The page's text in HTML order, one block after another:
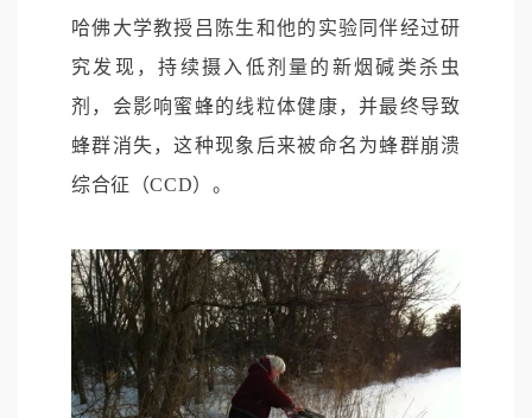
哈佛大学教授吕陈生和他的实验同伴经过研
究发现，持续摄入低剂量的新烟碱类杀虫
剂，会影响蜜蜂的线粒体健康，并最终导致
蜂群消失，这种现象后来被命名为蜂群崩溃
综合征（CCD）。